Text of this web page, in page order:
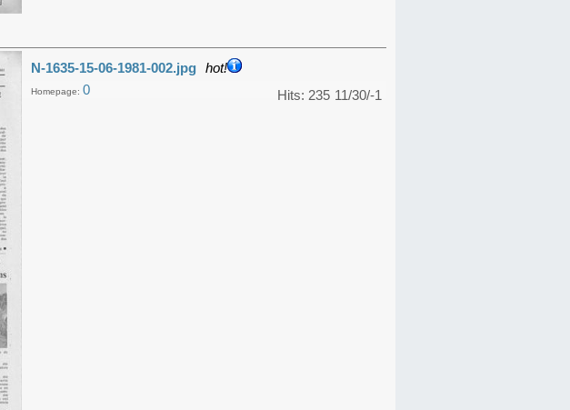
N-1635-15-06-1981-002.jpg hot!
11/30/-1
Hits: 235
Homepage: 0